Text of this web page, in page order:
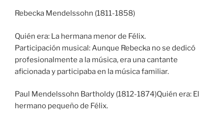
Rebecka Mendelssohn (1811-1858)
Quién era: La hermana menor de Félix.
Participación musical: Aunque Rebecka no se dedicó
profesionalmente a la música, era una cantante
aficionada y participaba en la música familiar.
Paul Mendelssohn Bartholdy (1812-1874)Quién era: El
hermano pequeño de Félix.